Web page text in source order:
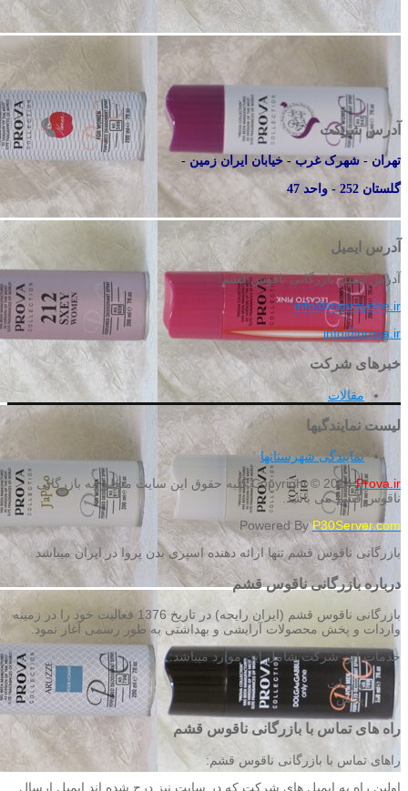
آدرس شرکت
تهران - شهرک غرب - خیابان ایران زمین -
گلستان 252 - واحد 47
آدرس ایمیل
آدرس ایمیل بازرگانی ناقوس قشم:
info@iranrayehe.ir
info@prova.ir
خبرهای شرکت
مقالات
لیست نمایندگیها
نمایندگی شهرستانها
Copyright © 2014Prova.ir
کلیه حقوق این سایت متعلق به بازرگانی
ناقوس قشم می باشد.
Powered ByP30Server.com
بازرگانی ناقوس قشم تنها ارائه دهنده اسپری بدن پروا در ایران میباشد
درباره بازرگانی ناقوس قشم
بازرگانی ناقوس قشم (ایران رایحه) در تاریخ 1376 فعالیت خود را در زمینه
واردات و پخش محصولات آرایشی و بهداشتی به طور رسمی آغاز نمود.
خدمات این شرکت شامل این موارد میباشد:
واردات
پخش
راه های تماس با بازرگانی ناقوس قشم
راهای تماس با بازرگانی ناقوس قشم:
اولین راه به ایمیل های شرکت که در سایت نیز درج شده اند ایمیل ارسال